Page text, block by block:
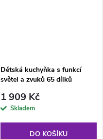
Dětská kuchyňka s funkcí
světel a zvuků 65 dílků
1 909 Kč
Skladem
DO KOŠÍKU